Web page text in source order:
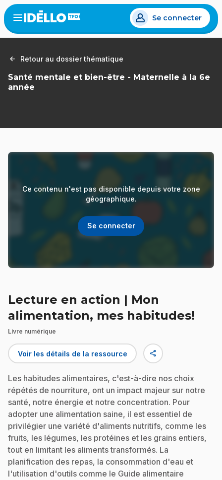
Aller
au
contenu
principal
Open
menu
Se connecter
Retour au dossier thématique
Santé mentale et bien-être - Maternelle à la 6e
année
Ce contenu n'est pas disponible depuis votre zone
géographique.
Se connecter
Lecture en action | Mon
alimentation, mes habitudes!
Livre numérique
Voir les détails de la ressource share
Les habitudes alimentaires, c'est-à-dire nos choix
répétés de nourriture, ont un impact majeur sur notre
santé, notre énergie et notre concentration. Pour
adopter une alimentation saine, il est essentiel de
privilégier une variété d'aliments nutritifs, comme les
fruits, les légumes, les protéines et les grains entiers,
tout en limitant les aliments transformés. La
planification des repas, la consommation d'eau et
l'utilisation d'outils comme le Guide alimentaire